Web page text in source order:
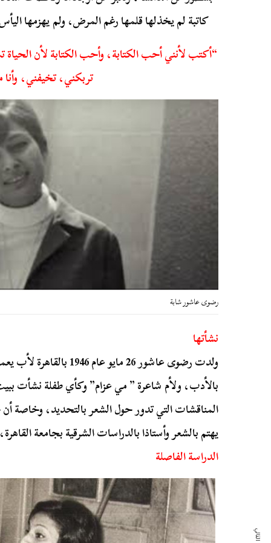
كاتبة لم يخذلها قلمها رغم المرض، ولم يهزمها
“أكتب لأنني أحب الكتابة، وأحب الكتابة لأن
تربكني، تخيفني، وأنا
رضوى عاشور شابة
نشأتها
ولدت رضوى عاشور 26
بالأدب، ولأم شاعرة ” مي عزام” وكأي طفلة نشأت
المناقشات التي تدور حول الشعر بالتحديد، وخاصة
يهتم بالشعر وأستاذا بالدراسات الشرقية بجامعة
الدراسة الفاصلة